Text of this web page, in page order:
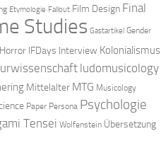
Etymologie Fallout Film Design Final
Studies Gastartikel Gender
Horror IFDays Interview Kolonialismus
ludomusicology
Mittelalter MTG Musicology
Paper Persona Psychologie
Tensei Wolfenstein Übersetzung